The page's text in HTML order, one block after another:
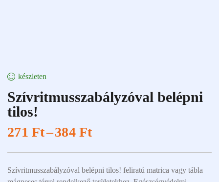
készleten
Szívritmusszabályzóval belépni
tilos!
271Ft–384Ft
Szívritmusszabályzóval belépni tilos! feliratú matrica vagy tábla